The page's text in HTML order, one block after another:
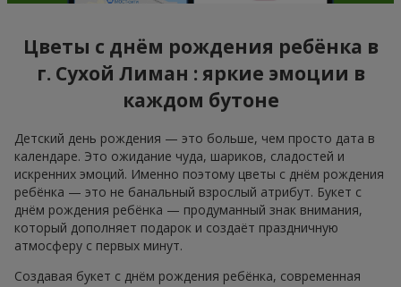
Цветы с днём рождения ребёнка в
г. Сухой Лиман : яркие эмоции в
каждом бутоне
Детский день рождения — это больше, чем просто дата в
календаре. Это ожидание чуда, шариков, сладостей и
искренних эмоций. Именно поэтому цветы с днём рождения
ребёнка — это не банальный взрослый атрибут. Букет с
днём рождения ребёнка — продуманный знак внимания,
который дополняет подарок и создаёт праздничную
атмосферу с первых минут.
Создавая букет с днём рождения ребёнка, современная